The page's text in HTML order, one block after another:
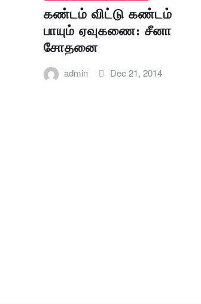
கண்டம் விட்டு கண்டம்
பாயும் ஏவுகணை: சீனா
சோதனை
admin Dec 21, 2014